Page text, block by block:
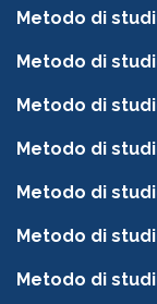
Metodo di
Metodo di
Metodo di
Metodo di
Metodo di
Metodo di
Metodo di